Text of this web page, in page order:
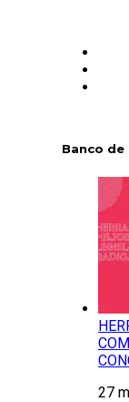
Banco de
27